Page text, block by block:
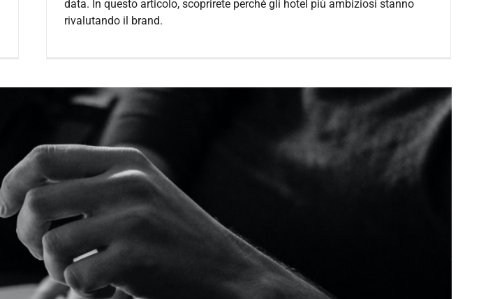
data. In questo articolo, scoprirete perché gli hotel più ambiziosi stanno
rivalutando il brand.